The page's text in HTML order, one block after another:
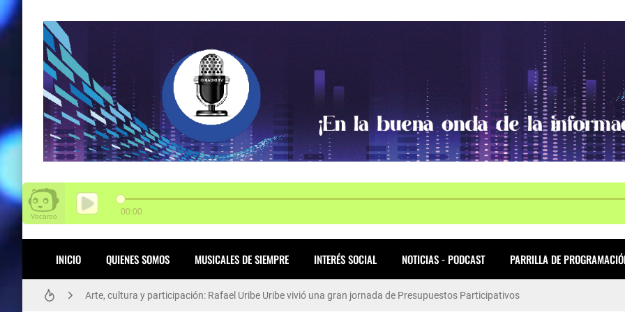
INICIO QUIENES SOMOS MUSICALES DE SIEMPRE INTERÉS SOCIAL NOTICIAS - PODCAST PARRILLA DE
Arte, cultura y participación: Rafael Uribe Uribe vivió una gran jornada de Presupuestos Participativos
El poder del aprendizaje SENA brilla en Chile: 14 medallas en WorldSkills Américas